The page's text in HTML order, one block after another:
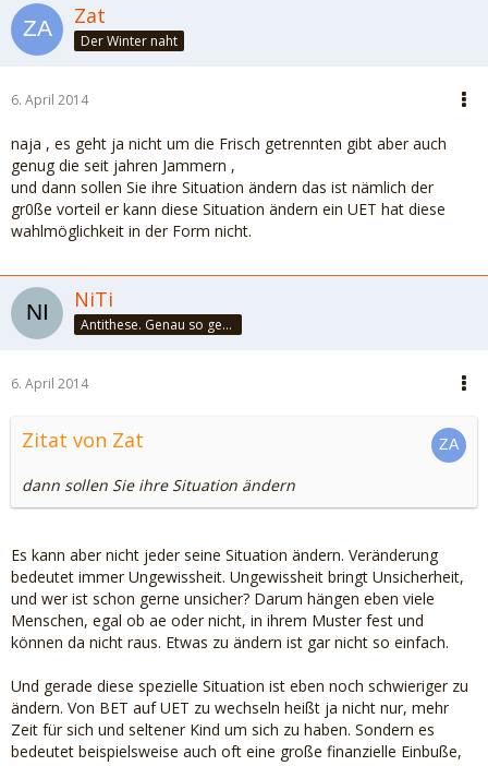
Zat
Der Winter naht
6. April 2014
naja , es geht ja nicht um die Frisch getrennten gibt aber auch
genug die seit jahren Jammern ,
und dann sollen Sie ihre Situation ändern das ist nämlich der
gr0ße vorteil er kann diese Situation ändern ein UET hat diese
wahlmöglichkeit in der Form nicht.
NiTi
Antithese. Genau so geht das. Und halbier dir doch mal!
6. April 2014
Zitat von Zat
dann sollen Sie ihre Situation ändern
Es kann aber nicht jeder seine Situation ändern. Veränderung
bedeutet immer Ungewissheit. Ungewissheit bringt Unsicherheit,
und wer ist schon gerne unsicher? Darum hängen eben viele
Menschen, egal ob ae oder nicht, in ihrem Muster fest und
können da nicht raus. Etwas zu ändern ist gar nicht so einfach.
Und gerade diese spezielle Situation ist eben noch schwieriger zu
ändern. Von BET auf UET zu wechseln heißt ja nicht nur, mehr
Zeit für sich und seltener Kind um sich zu haben. Sondern es
bedeutet beispielsweise auch oft eine große finanzielle Einbuße,